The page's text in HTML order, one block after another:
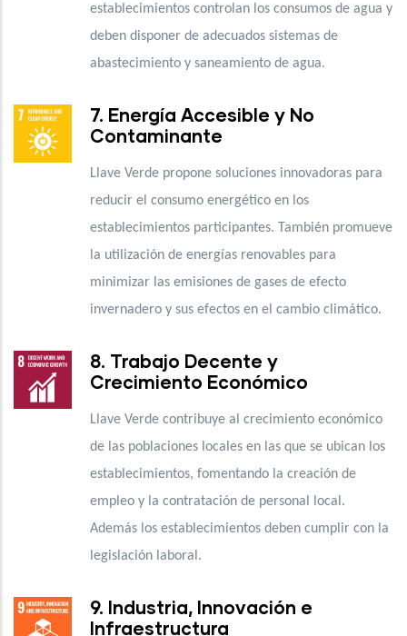
establecimientos controlan los consumos de agua y
deben disponer de adecuados sistemas de
abastecimiento y saneamiento de agua.
7. Energía Accesible y No
Contaminante
Llave Verde propone soluciones innovadoras para
reducir el consumo energético en los
establecimientos participantes. También promueve
la utilización de energías renovables para
minimizar las emisiones de gases de efecto
invernadero y sus efectos en el cambio climático.
8. Trabajo Decente y
Crecimiento Económico
Llave Verde contribuye al crecimiento económico
de las poblaciones locales en las que se ubican los
establecimientos, fomentando la creación de
empleo y la contratación de personal local.
Además los establecimientos deben cumplir con la
legislación laboral.
9. Industria, Innovación e
Infraestructura